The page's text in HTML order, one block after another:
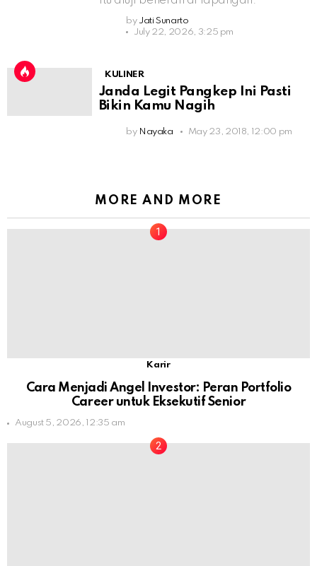
by Jati Sunarto
July 22, 2026, 3:25 pm
KULINER
Janda Legit Pangkep Ini Pasti
Bikin Kamu Nagih
by Nayaka May 23, 2018, 12:00 pm
MORE AND MORE
Karir
Cara Menjadi Angel Investor: Peran Portfolio
Career untuk Eksekutif Senior
August 5, 2026, 12:35 am